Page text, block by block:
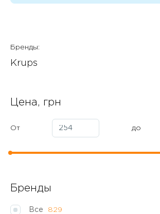
Бренды:
Krups
Цена, грн
От до
Бренды
Все 829